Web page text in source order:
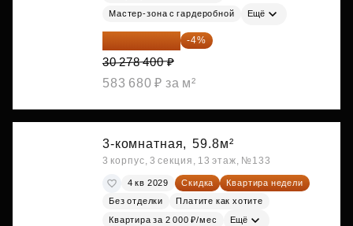
Мастер-зона с гардеробной Ещё
29 067 264 ₽ -4%
30 278 400 ₽
583 680 ₽ за м²
3-комнатная, 59.8м²
3 корпус, 3 секция, 13 этаж, №133
4 кв 2029 Скидка
Квартира недели
Без отделки
Платите как хотите
Квартира за 2 000 ₽/мес Ещё